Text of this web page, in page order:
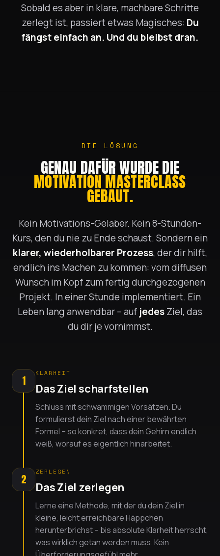
Sobald es aber in klare, machbare Schritte
zerlegt ist, passiert etwas Magisches: Du
fängst einfach an. Und du bleibst dran.
DIE LÖSUNG
GENAU DAFÜR WURDE DIE
MOTIVATION MASTERCLASS
GEBAUT.
Kein Motivations-Gelaber. Kein 8-Stunden-
Kurs, den du nie zu Ende schaust. Sondern ein
klarer, wiederholbarer Prozess, der dir hilft,
endlich ins Machen zu kommen: vom diffusen
Wunsch im Kopf zum fertig durchgezogenen
Projekt. In einer Stunde implementiert. Ein
Leben lang anwendbar – auf jedesZiel, das
du dir je vornimmst.
1 KLARHEIT
Das Ziel scharfstellen
Schluss mit schwammigen Vorsätzen. Du
formulierst dein Ziel nach einer bewährten
Formel – so konkret, dass dein Gehirn endlich
weiß, worauf es eigentlich hinarbeitet.
2 ZERLEGEN
Das Ziel zerlegen
Lerne eine Methode, mit der du dein Ziel in
kleine, leicht erreichbare Häppchen
herunterbrichst – bis absolute Klarheit herrscht,
was wirklich getan werden muss. Kein